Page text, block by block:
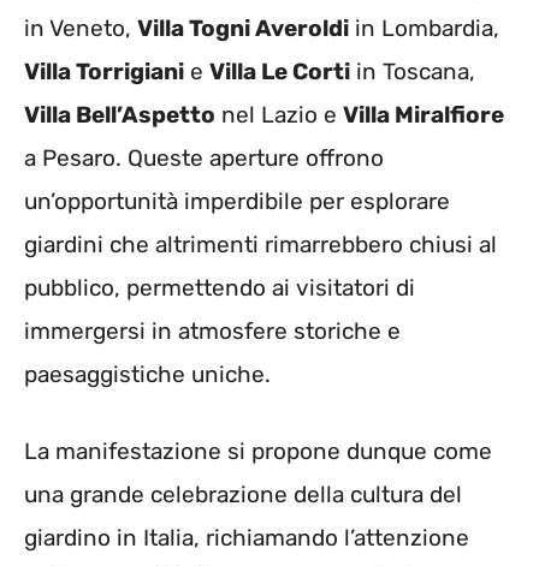
in Veneto, Villa Togni Averoldi in Lombardia,
Villa Torrigiani e Villa Le Corti in Toscana,
Villa Bell’Aspetto nel Lazio e Villa Miralfiore
a Pesaro. Queste aperture offrono
un’opportunità imperdibile per esplorare
giardini che altrimenti rimarrebbero chiusi al
pubblico, permettendo ai visitatori di
immergersi in atmosfere storiche e
paesaggistiche uniche.
La manifestazione si propone dunque come
una grande celebrazione della cultura del
giardino in Italia, richiamando l’attenzione